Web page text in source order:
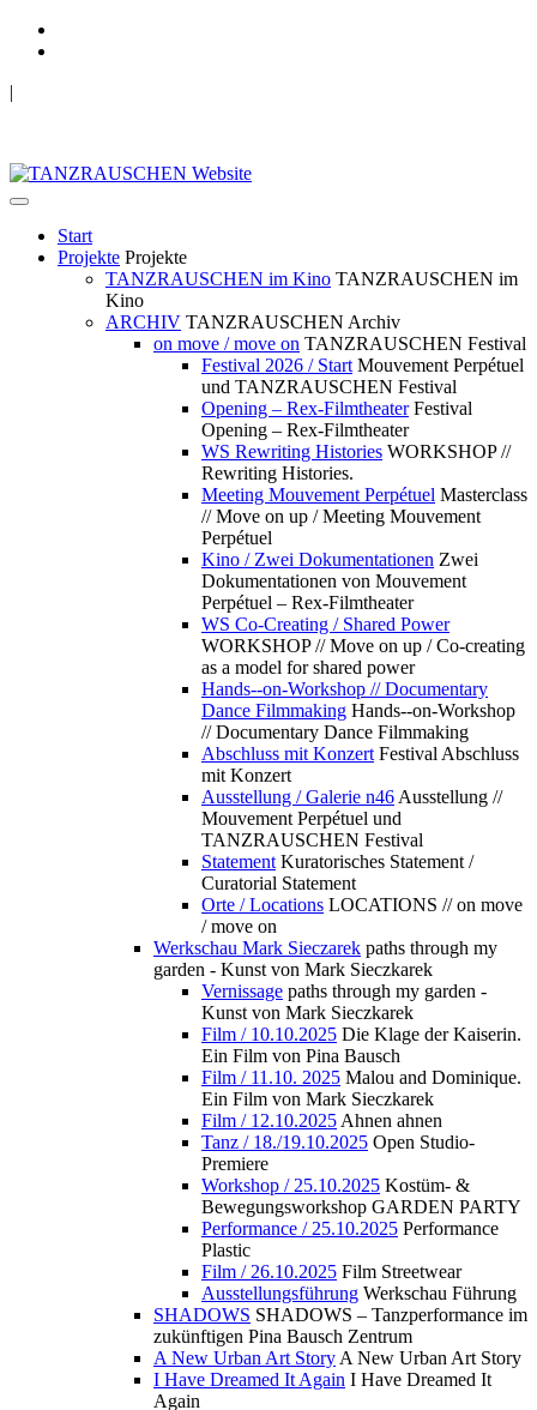
|
Start
Projekte Projekte
TANZRAUSCHEN im Kino TANZRAUSCHEN im
Kino
ARCHIV TANZRAUSCHEN Archiv
on move / move on TANZRAUSCHEN Festival
Festival 2026 / Start Mouvement Perpétuel
und TANZRAUSCHEN Festival
Opening – Rex-Filmtheater Festival
Opening – Rex-Filmtheater
WS Rewriting Histories WORKSHOP //
Rewriting Histories.
Meeting Mouvement Perpétuel Masterclass
// Move on up / Meeting Mouvement
Perpétuel
Kino / Zwei Dokumentationen Zwei
Dokumentationen von Mouvement
Perpétuel – Rex-Filmtheater
WS Co-Creating / Shared Power
WORKSHOP // Move on up / Co-creating
as a model for shared power
Hands--on-Workshop // Documentary
Dance Filmmaking Hands--on-Workshop
// Documentary Dance Filmmaking
Abschluss mit Konzert Festival Abschluss
mit Konzert
Ausstellung / Galerie n46 Ausstellung //
Mouvement Perpétuel und
TANZRAUSCHEN Festival
Statement Kuratorisches Statement /
Curatorial Statement
Orte / Locations LOCATIONS // on move
/ move on
Werkschau Mark Sieczarek paths through my
garden - Kunst von Mark Sieczkarek
Vernissage paths through my garden -
Kunst von Mark Sieczkarek
Film / 10.10.2025 Die Klage der Kaiserin.
Ein Film von Pina Bausch
Film / 11.10. 2025 Malou and Dominique.
Ein Film von Mark Sieczkarek
Film / 12.10.2025 Ahnen ahnen
Tanz / 18./19.10.2025 Open Studio-
Premiere
Workshop / 25.10.2025 Kostüm- &
Bewegungsworkshop GARDEN PARTY
Performance / 25.10.2025 Performance
Plastic
Film / 26.10.2025 Film Streetwear
Ausstellungsführung Werkschau Führung
SHADOWS SHADOWS – Tanzperformance im
zukünftigen Pina Bausch Zentrum
A New Urban Art Story A New Urban Art Story
I Have Dreamed It Again I Have Dreamed It
Again